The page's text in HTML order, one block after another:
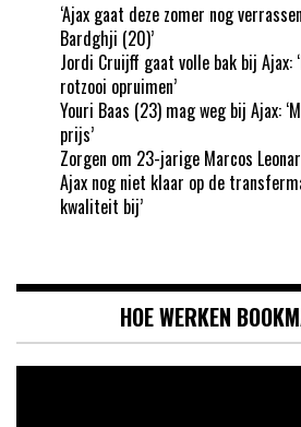
‘Ajax gaat deze zomer nog
Bardghji (20)’
Jordi Cruijff gaat volle bak bij Ajax:
rotzooi opruimen’
Youri Baas (23) mag weg bij Ajax:
prijs’
Zorgen om 23-jarige Marcos
Ajax nog niet klaar op de
kwaliteit bij’
HOE WERKEN